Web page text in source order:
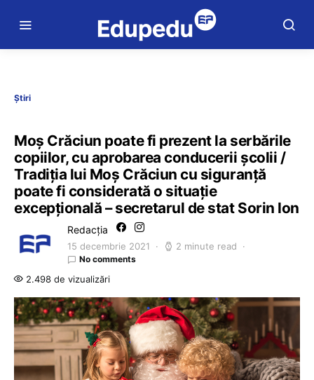
Știri
Moș Crăciun poate fi prezent la serbările
copiilor, cu aprobarea conducerii școlii /
Tradiția lui Moș Crăciun cu siguranță
poate fi considerată o situație
excepțională – secretarul de stat Sorin Ion
Redacția
15 decembrie 2021 2 minute read
No comments
2.498 de vizualizări